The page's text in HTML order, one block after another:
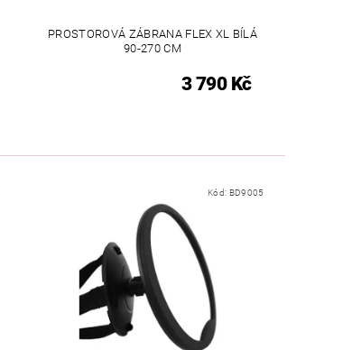
PROSTOROVÁ ZÁBRANA FLEX XL BÍLÁ
90-270 CM
3 790 Kč
Kód: BD9005